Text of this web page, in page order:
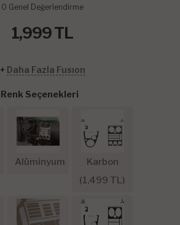
0 Genel Değerlendirme
1,999TL
+ Daha Fazla Fusıon
Renk Seçenekleri
Alüminyum
Karbon
(1,499 TL)